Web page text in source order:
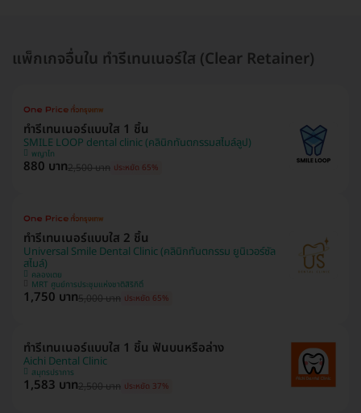
แพ็กเกจอื่นใน ทำรีเทนเนอร์ใส (Clear Retainer)
ทำรีเทนเนอร์แบบใส 1 ชิ้น
SMILE LOOP dental clinic (คลินิกทันตกรรมสไมล์ลูป)
พญาไท
880 บาท2,500 บาท ประหยัด 65%
ทำรีเทนเนอร์แบบใส 2 ชิ้น
Universal Smile Dental Clinic (คลินิกทันตกรรม ยูนิเวอร์ซัล
สไมล์)
คลองเตย
MRT ศูนย์การประชุมแห่งชาติสิริกิติ์
1,750 บาท5,000 บาท ประหยัด 65%
ทำรีเทนเนอร์แบบใส 1 ชิ้น ฟันบนหรือล่าง
Aichi Dental Clinic
สมุทรปราการ
1,583 บาท2,500 บาท ประหยัด 37%